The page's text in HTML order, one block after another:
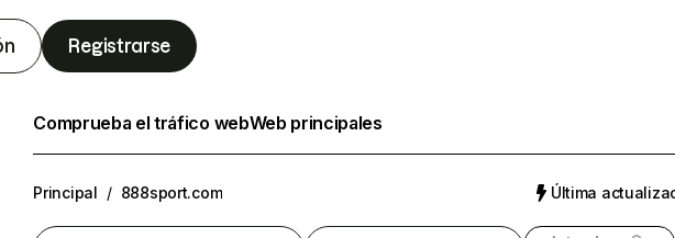
Registrarse
Comprueba el tráfico webWeb principales
Principal / 888sport.com Última